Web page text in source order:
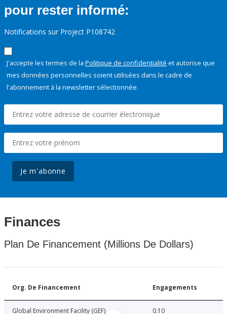
pour rester informé:
Notifications sur Project P108742
J'accepte les termes de la Politique de confidentialité et autorise que
mes données personnelles soient utilisées dans le cadre de
l'abonnement à la newsletter sélectionnée.
Je m'abonne
Finances
Plan De Financement (Millions De Dollars)
Org. De Financement Engagements
Global Environment Facility (GEF) 0.10